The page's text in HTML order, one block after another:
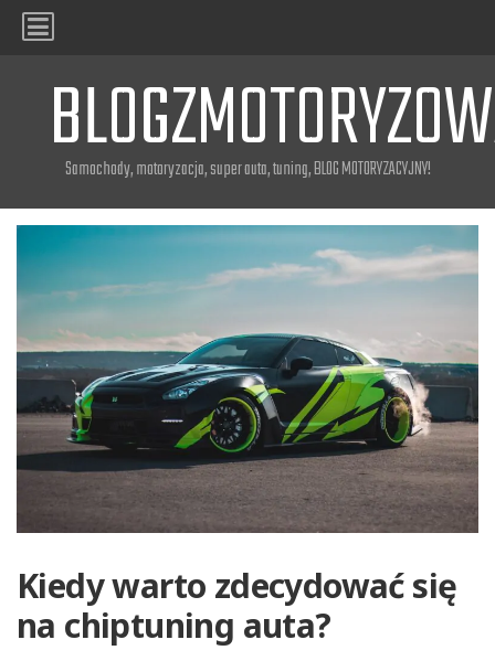
Samochody, motoryzacja, super auta, tuning, BLOG MOTORYZACYJNY!
Kiedy warto zdecydować się
na chiptuning auta?